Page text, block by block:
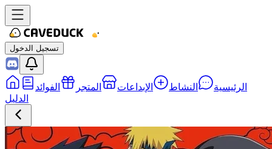
تسجيل الدخول
الرئيسية النشاط الإبداعات المتجر
الفوائد
الدليل